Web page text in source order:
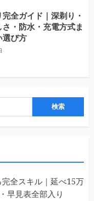
全ガイド｜深剃り・
・防水・充電方式ま
選び方
全スキル｜延べ15万
早見表全部入り